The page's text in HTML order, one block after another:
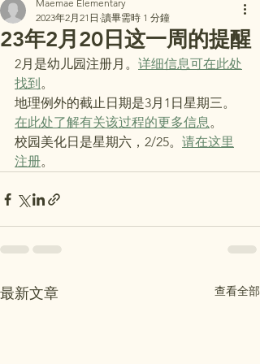
23年2月20日这一周的提醒
Maemae Elementary
2023年2月21日 讀畢需時 1 分鐘
2月是幼儿园注册月。 详细信息可在此处
找到。
地理例外的截止日期是3月1日星期三。
在此处了解有关该过程的更多信息。
校园美化日是星期六，2/25。 请在这里
注册。
最新文章 查看全部